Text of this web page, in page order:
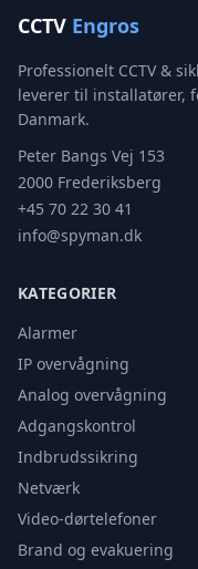
CCTV Engros
Professionelt CCTV &
leverer til installatører,
Danmark.
Peter Bangs Vej 153
2000 Frederiksberg
+45 70 22 30 41
info@spyman.dk
KATEGORIER
Alarmer
IP overvågning
Analog overvågning
Adgangskontrol
Indbrudssikring
Netværk
Video-dørtelefoner
Brand og evakuering